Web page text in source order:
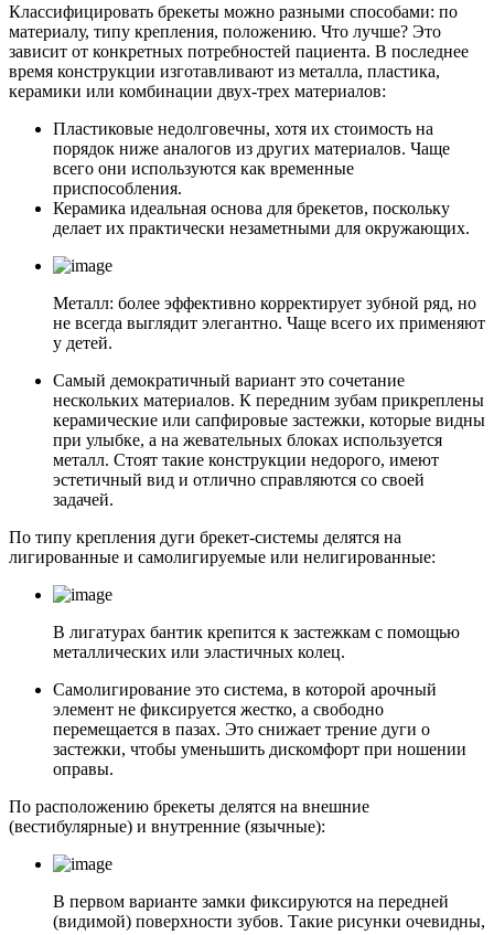
Классифицировать брекеты можно разными способами: по
материалу, типу крепления, положению. Что лучше? Это
зависит от конкретных потребностей пациента. В последнее
время конструкции изготавливают из металла, пластика,
керамики или комбинации двух-трех материалов:
Пластиковые недолговечны, хотя их стоимость на
порядок ниже аналогов из других материалов. Чаще
всего они используются как временные
приспособления.
Керамика идеальная основа для брекетов, поскольку
делает их практически незаметными для окружающих.
Металл: более эффективно корректирует зубной ряд, но
не всегда выглядит элегантно. Чаще всего их применяют
у детей.
Самый демократичный вариант это сочетание
нескольких материалов. К передним зубам прикреплены
керамические или сапфировые застежки, которые видны
при улыбке, а на жевательных блоках используется
металл. Стоят такие конструкции недорого, имеют
эстетичный вид и отлично справляются со своей
задачей.
По типу крепления дуги брекет-системы делятся на
лигированные и самолигируемые или нелигированные:
В лигатурах бантик крепится к застежкам с помощью
металлических или эластичных колец.
Самолигирование это система, в которой арочный
элемент не фиксируется жестко, а свободно
перемещается в пазах. Это снижает трение дуги о
застежки, чтобы уменьшить дискомфорт при ношении
оправы.
По расположению брекеты делятся на внешние
(вестибулярные) и внутренние (язычные):
В первом варианте замки фиксируются на передней
(видимой) поверхности зубов. Такие рисунки очевидны,